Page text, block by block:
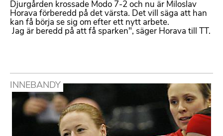
Djurgården krossade Modo 7-2 och nu är Miloslav
Horava förberedd på det värsta. Det vill säga att han
kan få börja se sig om efter ett nytt arbete.
 Jag är beredd på att få sparken", säger Horava till TT.
INNEBANDY